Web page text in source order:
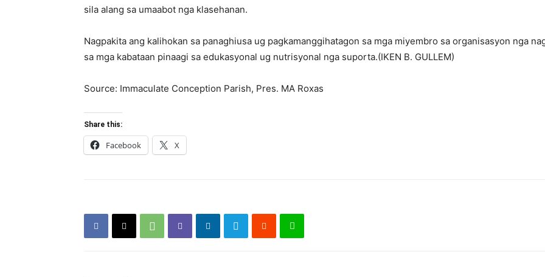
sila alang sa umaabot nga klasehanan.
Nagpakita ang kalihokan sa panaghiusa ug pagkamanggihatagon sa mga miyembro sa organisasyon nga
sa mga kabataan pinaagi sa edukasyonal ug nutrisyonal nga suporta.(IKEN B. GULLEM)
Source: Immaculate Conception Parish, Pres. MA Roxas
Share this:
Facebook X